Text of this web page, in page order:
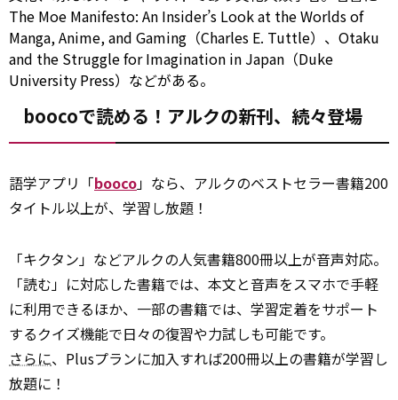
The Moe Manifesto: An Insider’s Look at the Worlds of
Manga, Anime, and Gaming（Charles E. Tuttle）、Otaku
and the Struggle for Imagination in Japan（Duke
University Press）などがある。
boocoで読める！アルクの新刊、続々登場
語学アプリ「booco」なら、アルクのベストセラー書籍200
タイトル以上が、学習し放題！
「キクタン」などアルクの人気書籍800冊以上が音声対応。
「読む」に対応した書籍では、本文と音声をスマホで手軽
に利用できるほか、一部の書籍では、学習定着をサポート
するクイズ機能で日々の復習や力試しも可能です。
さらに、Plusプランに加入すれば200冊以上の書籍が学習し
放題に！